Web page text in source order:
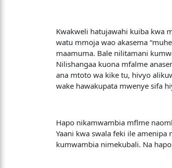
Kwakweli hatujawahi kuiba kwa
watu mmoja wao akasema
maamuma. Bale nilitamani
Nilishangaa kuona mfalme
ana mtoto wa kike tu, hivyo
wake hawakupata mwenye sifa
Hapo nikamwambia mflme
Yaani kwa swala feki ile
kumwambia nimekubali. Na